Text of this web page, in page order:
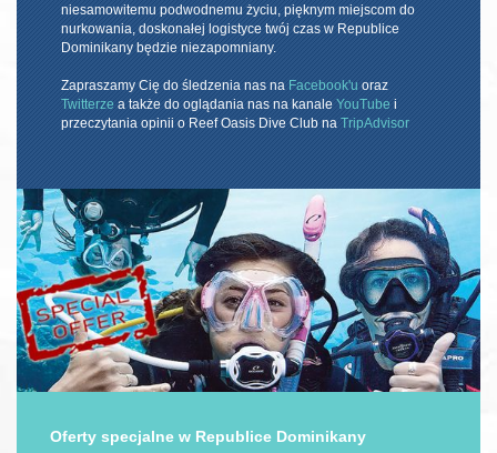
niesamowitemu podwodnemu życiu, pięknym miejscom do
nurkowania, doskonałej logistyce twój czas w Republice
Dominikany będzie niezapomniany.
Zapraszamy Cię do śledzenia nas naFacebook'u oraz
Twitterze a także do oglądania nas na kanale YouTube i
przeczytania opinii o Reef Oasis Dive Club naTripAdvisor
Oferty specjalne w Republice Dominikany